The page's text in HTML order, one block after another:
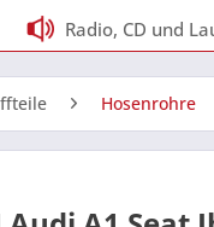
Radio, CD und
Hosenrohre